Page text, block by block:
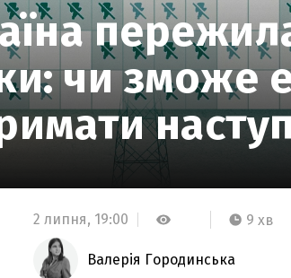
чи зможе
2 липня, 19:00 9 хв
Валерія Городинська